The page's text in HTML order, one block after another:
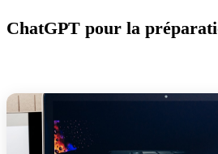
ChatGPT pour la